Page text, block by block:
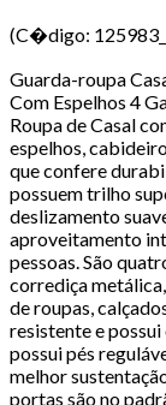
(C�digo:
Guarda-roupa
Com Espelhos 4
Roupa de Casal
espelhos,
que confere
possuem trilho
deslizamento
aproveitamento
pessoas. São
corrediça
de roupas,
resistente e
possui pés
melhor
portas são no